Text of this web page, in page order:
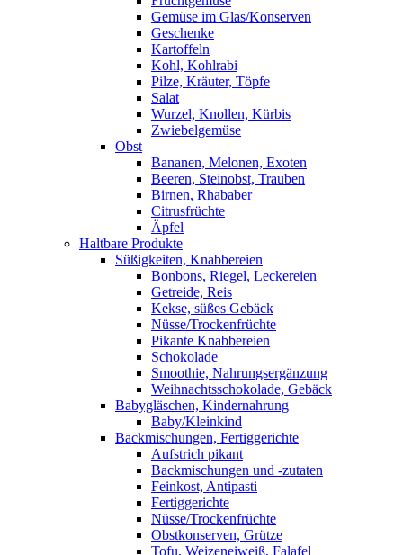
Gemüse im Glas/Konserven
Geschenke
Kartoffeln
Kohl, Kohlrabi
Pilze, Kräuter, Töpfe
Salat
Wurzel, Knollen, Kürbis
Zwiebelgemüse
Obst
Bananen, Melonen, Exoten
Beeren, Steinobst, Trauben
Birnen, Rhababer
Citrusfrüchte
Äpfel
Haltbare Produkte
Süßigkeiten, Knabbereien
Bonbons, Riegel, Leckereien
Getreide, Reis
Kekse, süßes Gebäck
Nüsse/Trockenfrüchte
Pikante Knabbereien
Schokolade
Smoothie, Nahrungsergänzung
Weihnachtsschokolade, Gebäck
Babygläschen, Kindernahrung
Baby/Kleinkind
Backmischungen, Fertiggerichte
Aufstrich pikant
Backmischungen und -zutaten
Feinkost, Antipasti
Fertiggerichte
Nüsse/Trockenfrüchte
Obstkonserven, Grütze
Tofu, Weizeneiweiß, Falafel